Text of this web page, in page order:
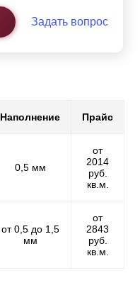
Задать вопрос
Наполнение Прайс
0,5 мм
от
2014
руб.
кв.м.
от 0,5 до 1,5
мм
от
2843
руб.
кв.м.